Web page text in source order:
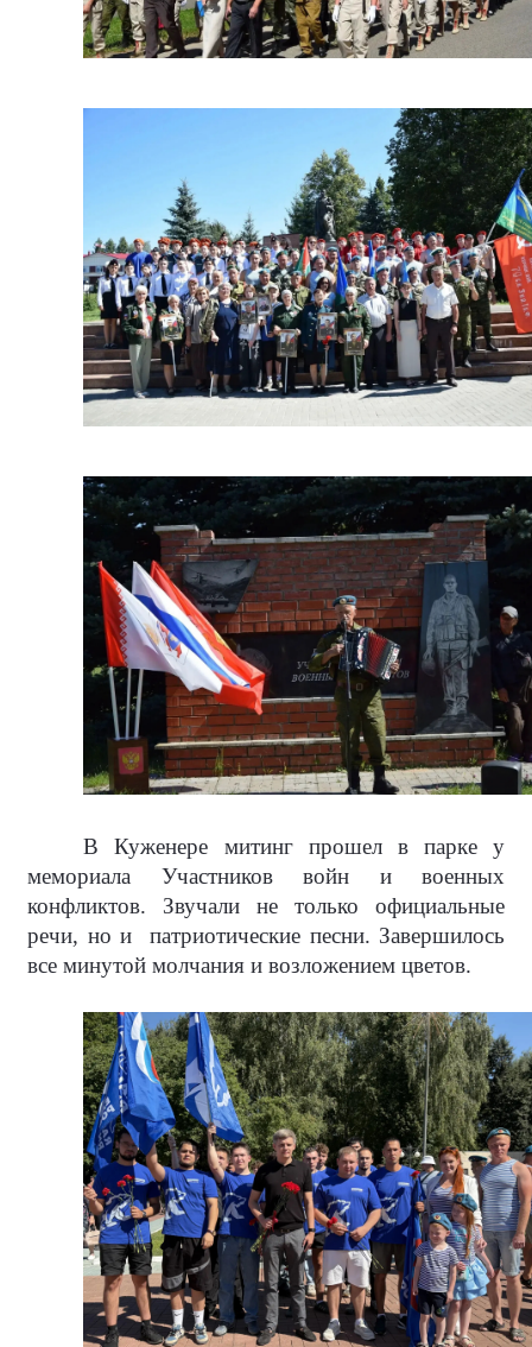
В Куженере митинг прошел в парке у
мемориала Участников войн и военных
конфликтов. Звучали не только официальные
речи, но и
патриотические песни. Завершилось
все минутой молчания и возложением цветов.